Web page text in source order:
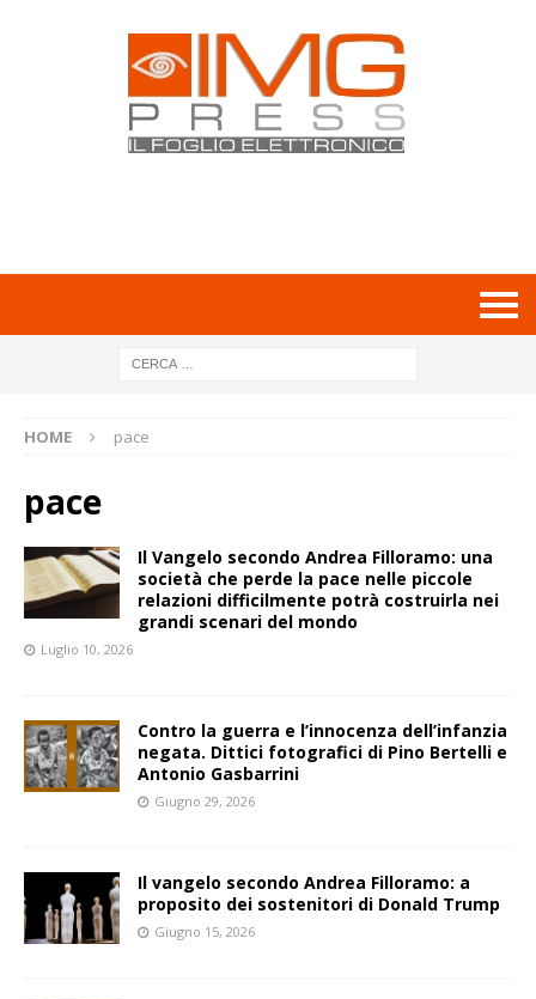
HOME pace
pace
Il Vangelo secondo Andrea Filloramo: una
società che perde la pace nelle piccole
relazioni difficilmente potrà costruirla nei
grandi scenari del mondo
Luglio 10, 2026
Contro la guerra e l’innocenza dell’infanzia
negata. Dittici fotografici di Pino Bertelli e
Antonio Gasbarrini
Giugno 29, 2026
Il vangelo secondo Andrea Filloramo: a
proposito dei sostenitori di Donald Trump
Giugno 15, 2026